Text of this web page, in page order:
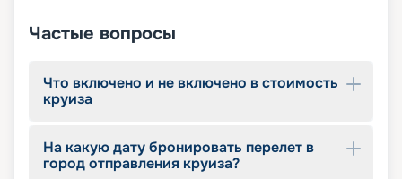
Наша компания предлагает купить путевки на
круизы MSC World Europa не выходя из дома. На
информацию для выбора тура: расписание
круизов на 2026 - 2027 г., характеристики
Опытные специалисты с удовольствием
проконсультируют вас, помогут с оформлением
Частые вопросы
Что включено и не включено в стоимость
круиза
На какую дату бронировать перелет в
город отправления круиза?